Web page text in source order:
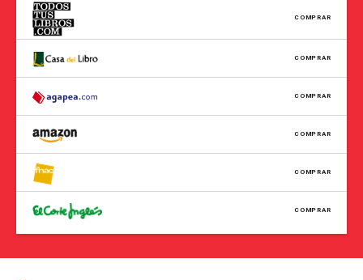
COMPRAR
COMPRAR
COMPRAR
COMPRAR
COMPRAR
COMPRAR